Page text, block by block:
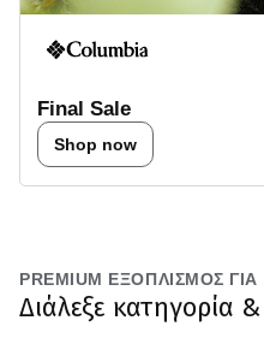
Final Sale
Shop now
PREMIUM ΕΞΟΠΛΙΣΜΟΣ
Διάλεξε κατηγορία &